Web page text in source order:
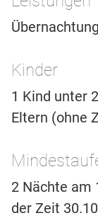
Kinder
1 Kind unter
Eltern (ohne
2 Nächte am
der Zeit